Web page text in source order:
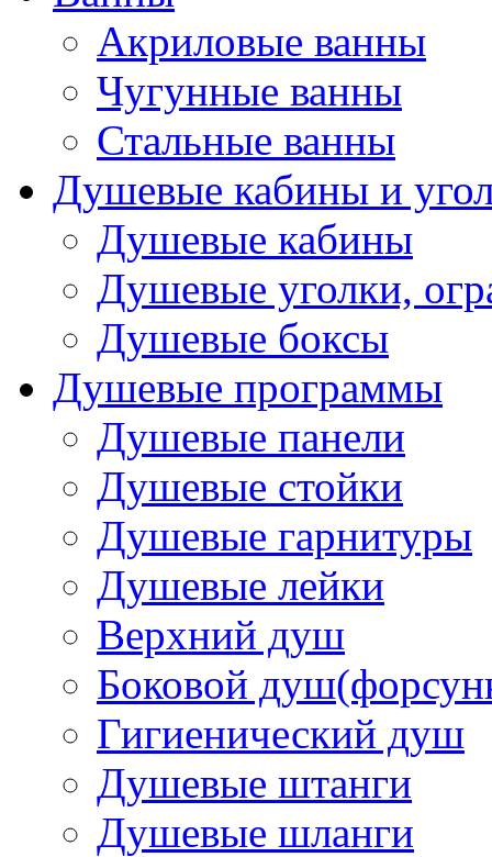
Акриловые ванны
Чугунные ванны
Стальные ванны
Душевые кабины и
Душевые кабины
Душевые уголки,
Душевые боксы
Душевые программы
Душевые панели
Душевые стойки
Душевые гарнитуры
Душевые лейки
Верхний душ
Боковой
Гигиенический душ
Душевые штанги
Душевые шланги